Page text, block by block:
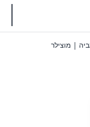
| מוצילר